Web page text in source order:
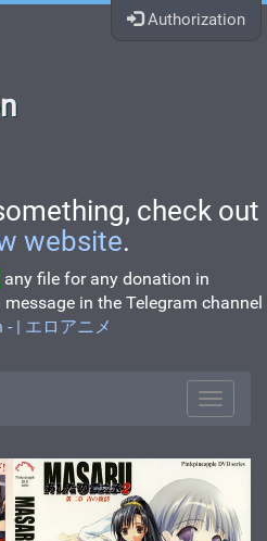
Authorization
check out
website.
any file for any donation in
in the Telegram channel
- | エロアニメ